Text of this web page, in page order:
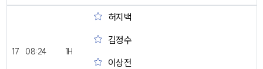
17 08:24 1H
허지백
김정수
이상전